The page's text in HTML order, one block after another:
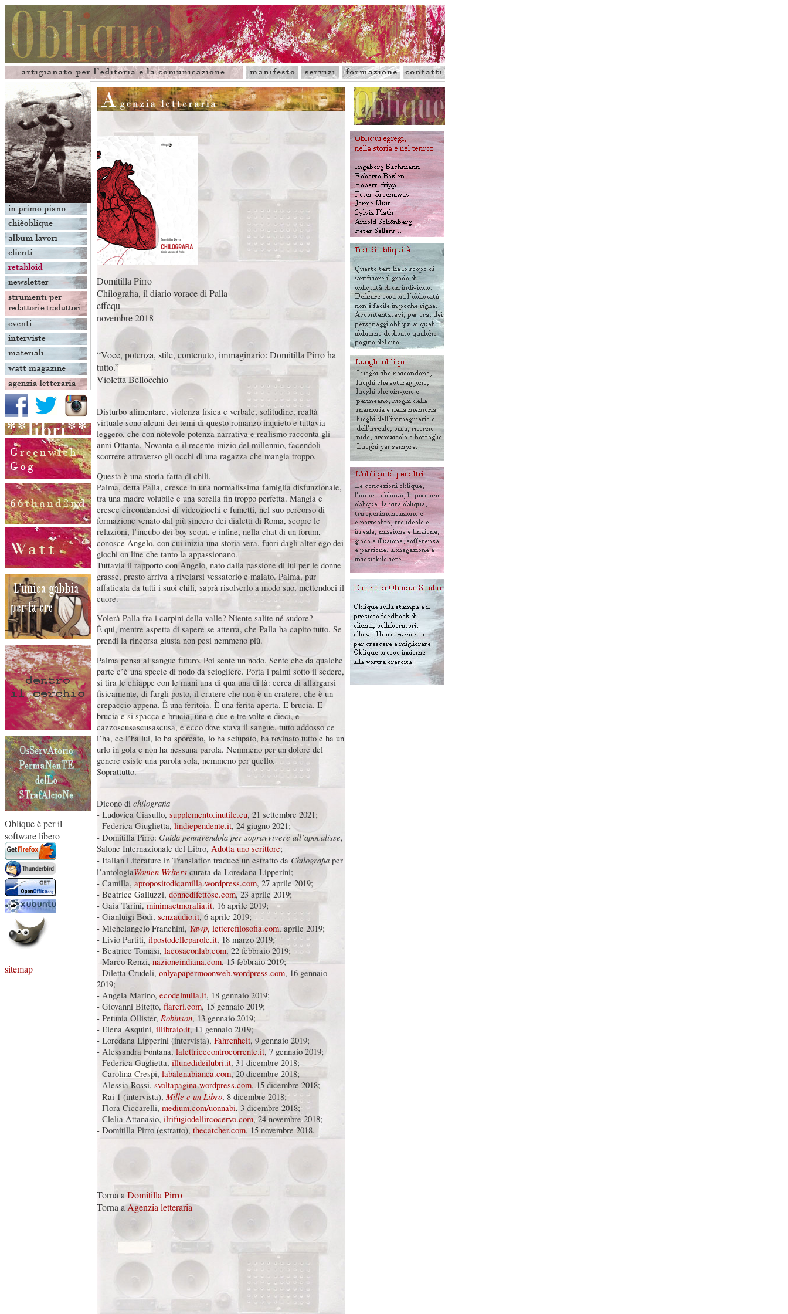
Oblique è per il
software libero
sitemap
Domitilla Pirro
Chilografia, il diario vorace di Palla
effequ
novembre 2018
“Voce, potenza, stile, contenuto, immaginario: Domitilla Pirro ha
tutto.”
Violetta Bellocchio
Disturbo alimentare, violenza fisica e verbale, solitudine, realtà
virtuale sono alcuni dei temi di questo romanzo inquieto e tuttavia
leggero, che con notevole potenza narrativa e realismo racconta gli
anni Ottanta, Novanta e il recente inizio del millennio, facendoli
scorrere attraverso gli occhi di una ragazza che mangia troppo.
Questa è una storia fatta di chili.
Palma, detta Palla, cresce in una normalissima famiglia disfunzionale,
tra una madre volubile e una sorella fin troppo perfetta. Mangia e
cresce circondandosi di videogiochi e fumetti, nel suo percorso di
formazione venato dal più sincero dei dialetti di Roma, scopre le
relazioni, l’incubo dei boy scout, e infine, nella chat di un forum,
conosce Angelo, con cui inizia una storia vera, fuori dagli alter ego dei
giochi on line che tanto la appassionano.
Tuttavia il rapporto con Angelo, nato dalla passione di lui per le donne
grasse, presto arriva a rivelarsi vessatorio e malato. Palma, pur
affaticata da tutti i suoi chili, saprà risolverlo a modo suo, mettendoci il
cuore.
Volerà Palla fra i carpini della valle? Niente salite né sudore?
È qui, mentre aspetta di sapere se atterra, che Palla ha capito tutto. Se
prendi la rincorsa giusta non pesi nemmeno più.
Palma pensa al sangue futuro. Poi sente un nodo. Sente che da qualche
parte c’è una specie di nodo da sciogliere. Porta i palmi sotto il sedere,
si tira le chiappe con le mani una di qua una di là: cerca di allargarsi
fisicamente, di fargli posto, il cratere che non è un cratere, che è un
crepaccio appena. È una feritoia. È una ferita aperta. E brucia. E
brucia e si spacca e brucia, una e due e tre volte e dieci, e
cazzoscusascusascusa, e ecco dove stava il sangue, tutto addosso ce
l’ha, ce l’ha lui, lo ha sporcato, lo ha sciupato, ha rovinato tutto e ha un
urlo in gola e non ha nessuna parola. Nemmeno per un dolore del
genere esiste una parola sola, nemmeno per quello.
Soprattutto.
Dicono di chilografia
- Ludovica Ciasullo, supplemento.inutile.eu, 21 settembre 2021;
- Federica Giuglietta,lindiependente.it, 24 giugno 2021;
- Domitilla Pirro: Guida pennivendola per sopravvivere all’apocalisse,
Salone Internazionale del Libro, Adotta uno scrittore;
- Italian Literature in Translation traduce un estratto da Chilografia per
l’antologiaWomen Writers curata da Loredana Lipperini;
- Camilla, apropositodicamilla.wordpress.com, 27 aprile 2019;
- Beatrice Galluzzi, donnedifettose.com, 23 aprile 2019;
- Gaia Tarini,minimaetmoralia.it, 16 aprile 2019;
- Gianluigi Bodi, senzaudio.it, 6 aprile 2019;
- Michelangelo Franchini, Yawp, letterefilosofia.com, aprile 2019;
- Livio Partiti, ilpostodelleparole.it, 18 marzo 2019;
- Beatrice Tomasi, lacosaconlab.com, 22 febbraio 2019;
- Marco Renzi, nazioneindiana.com, 15 febbraio 2019;
- Diletta Crudeli, onlyapapermoonweb.wordpress.com, 16 gennaio
2019;
- Angela Marino, ecodelnulla.it, 18 gennaio 2019;
- Giovanni Bitetto, flareri.com, 15 gennaio 2019;
- Petunia Ollister, Robinson, 13 gennaio 2019;
- Elena Asquini, illibraio.it, 11 gennaio 2019;
- Loredana Lipperini (intervista), Fahrenheit, 9 gennaio 2019;
- Alessandra Fontana, lalettricecontrocorrente.it, 7 gennaio 2019;
- Federica Guglietta, illunedideilubri.it, 31 dicembre 2018;
- Carolina Crespi, labalenabianca.com, 20 dicembre 2018;
- Alessia Rossi, svoltapagina.wordpress.com, 15 dicembre 2018;
- Rai 1 (intervista), Mille e un Libro, 8 dicembre 2018;
- Flora Ciccarelli, medium.com/uonnabi, 3 dicembre 2018;
- Clelia Attanasio, ilrifugiodellircocervo.com, 24 novembre 2018;
- Domitilla Pirro (estratto), thecatcher.com, 15 novembre 2018.
Torna a Domitilla Pirro
Torna aAgenzia letteraria